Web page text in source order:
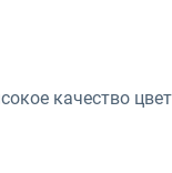
качество